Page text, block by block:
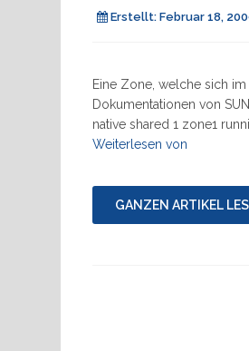
Erstellt: Februar 18,
Eine Zone, welche sich
Dokumentationen von
native shared 1 zone1
Weiterlesen von
Zone
im
‚mounted‘
GANZEN ARTIKEL